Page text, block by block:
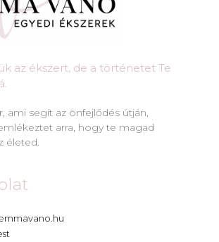
az ékszert, de a történetet Te
ami segít az önfejlődés útján,
arra, hogy te magad
életed.